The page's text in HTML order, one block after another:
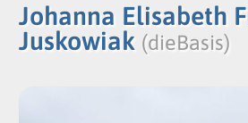
Johanna Elisabeth
Juskowiak (dieBasis)